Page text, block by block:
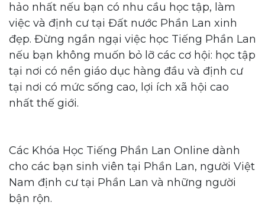
hảo nhất nếu bạn có nhu cầu học tập, làm
việc và định cư tại Đất nước Phần Lan xinh
đẹp. Đừng ngần ngại việc học Tiếng Phần Lan
nếu bạn không muốn bỏ lỡ các cơ hội: học tập
tại nơi có nền giáo dục hàng đầu và định cư
tại nơi có mức sống cao, lợi ích xã hội cao
nhất thế giới.
Các Khóa Học Tiếng Phần Lan Online dành
cho các bạn sinh viên tại Phần Lan, người Việt
Nam định cư tại Phần Lan và những người
bận rộn.